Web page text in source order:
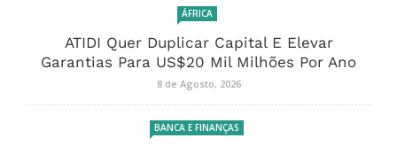
ÁFRICA
ATIDI Quer Duplicar Capital E Elevar
Garantias Para US$20 Mil Milhões Por Ano
8 de Agosto, 2026
BANCA E FINANÇAS